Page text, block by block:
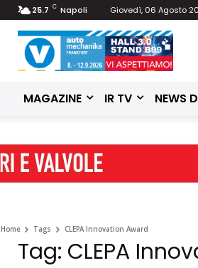
25.7 C Napoli Giovedì, 06 Agosto
MAGAZINE IR TV NEWS
Home Tags CLEPA Innovation Award
Tag: CLEPA